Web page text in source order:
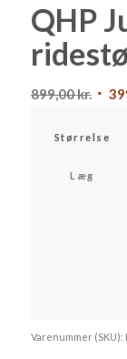
QHP
899,00kr. Den
pris
Størrelse
Læg
Varenummer (SKU):